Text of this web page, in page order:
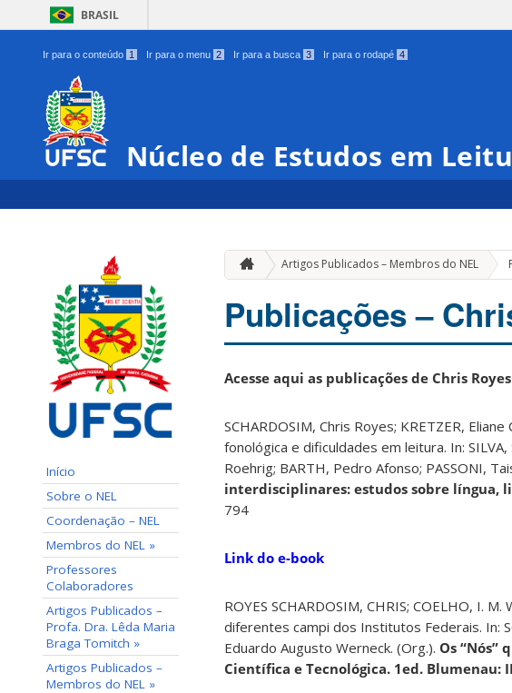
BRASIL
Ir para o conteúdo 1 Ir para o menu 2 Ir para a busca 3 Ir para o rodapé 4
Núcleo de Estudos em
Início
Sobre o NEL
Coordenação – NEL
Membros do NEL »
Professores
Colaboradores
Artigos Publicados –
Profa. Dra. Lêda Maria
Braga Tomitch »
Artigos Publicados –
Membros do NEL »
Artigos Publicados – Membros do NEL
Publicações –
Acesse aqui as publicações de Chris
SCHARDOSIM, Chris Royes; KRETZER,
fonológica e dificuldades em leitura. In:
Roehrig; BARTH, Pedro Afonso; PASSONI,
interdisciplinares: estudos sobre língua,
794
Link do e-book
ROYES SCHARDOSIM, CHRIS; COELHO, I.
diferentes campi dos Institutos Federais. In:
Eduardo Augusto Werneck. (Org.). Os “Nós”
Científica e Tecnológica. 1ed. Blumenau: